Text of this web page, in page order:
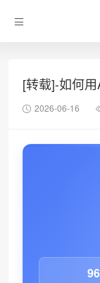
[转载]-如何
2026-06-16